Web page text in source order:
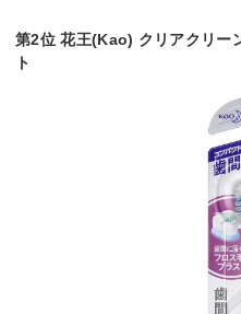
第2位 花王(Kao) クリアクリー
ト